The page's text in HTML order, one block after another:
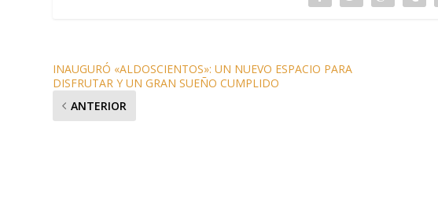
INAUGURÓ «ALDOSCIENTOS»: UN NUEVO ESPACIO PARA
DISFRUTAR Y UN GRAN SUEÑO CUMPLIDO
ANTERIOR